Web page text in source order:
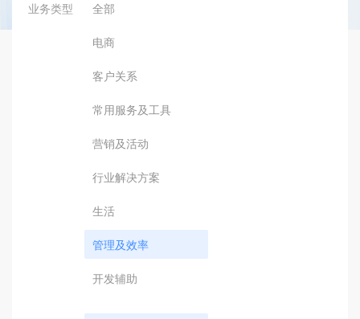
业务类型
全部
电商
客户关系
常用服务及工具
营销及活动
行业解决方案
生活
管理及效率
开发辅助